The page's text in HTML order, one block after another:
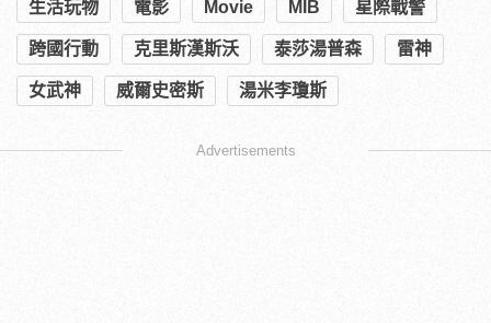
生活玩物 電影 Movie MIB 星際戰警
跨國行動 克里斯漢斯沃 泰莎湯普森 雷神
女武神 威爾史密斯 湯米李瓊斯
Advertisements